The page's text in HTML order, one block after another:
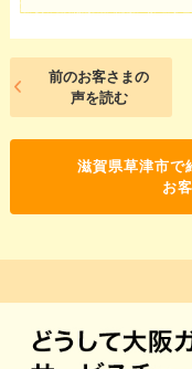
前のお客さまの
声を読む
滋賀県草津市で
お